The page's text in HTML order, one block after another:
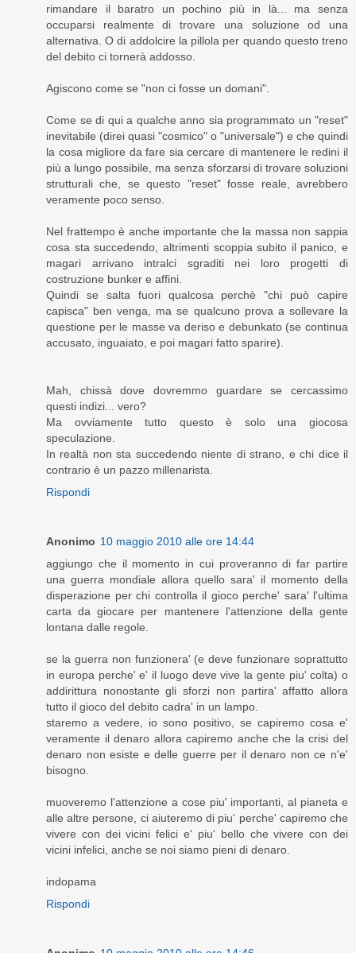
rimandare il baratro un pochino più in là... ma senza
occuparsi realmente di trovare una soluzione od una
alternativa. O di addolcire la pillola per quando questo treno
del debito ci tornerà addosso.
Agiscono come se "non ci fosse un domani".
Come se di qui a qualche anno sia programmato un "reset"
inevitabile (direi quasi "cosmico" o "universale") e che quindi
la cosa migliore da fare sia cercare di mantenere le redini il
più a lungo possibile, ma senza sforzarsi di trovare soluzioni
strutturali che, se questo "reset" fosse reale, avrebbero
veramente poco senso.
Nel frattempo è anche importante che la massa non sappia
cosa sta succedendo, altrimenti scoppia subito il panico, e
magari arrivano intralci sgraditi nei loro progetti di
costruzione bunker e affini.
Quindi se salta fuori qualcosa perchè "chi può capire
capisca" ben venga, ma se qualcuno prova a sollevare la
questione per le masse va deriso e debunkato (se continua
accusato, inguaiato, e poi magari fatto sparire).
Mah, chissà dove dovremmo guardare se cercassimo
questi indizi... vero?
Ma ovviamente tutto questo è solo una giocosa
speculazione.
In realtà non sta succedendo niente di strano, e chi dice il
contrario è un pazzo millenarista.
Rispondi
Anonimo 10 maggio 2010 alle ore 14:44
aggiungo che il momento in cui proveranno di far partire
una guerra mondiale allora quello sara' il momento della
disperazione per chi controlla il gioco perche' sara' l'ultima
carta da giocare per mantenere l'attenzione della gente
lontana dalle regole.
se la guerra non funzionera' (e deve funzionare soprattutto
in europa perche' e' il luogo deve vive la gente piu' colta) o
addirittura nonostante gli sforzi non partira' affatto allora
tutto il gioco del debito cadra' in un lampo.
staremo a vedere, io sono positivo, se capiremo cosa e'
veramente il denaro allora capiremo anche che la crisi del
denaro non esiste e delle guerre per il denaro non ce n'e'
bisogno.
muoveremo l'attenzione a cose piu' importanti, al pianeta e
alle altre persone, ci aiuteremo di piu' perche' capiremo che
vivere con dei vicini felici e' piu' bello che vivere con dei
vicini infelici, anche se noi siamo pieni di denaro.
indopama
Rispondi